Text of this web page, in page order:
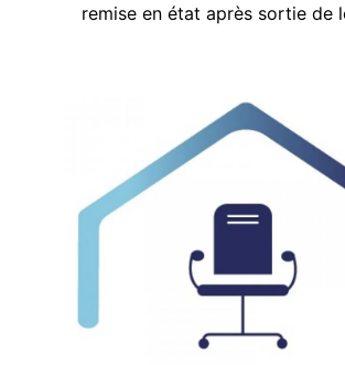
remise en état après sortie de